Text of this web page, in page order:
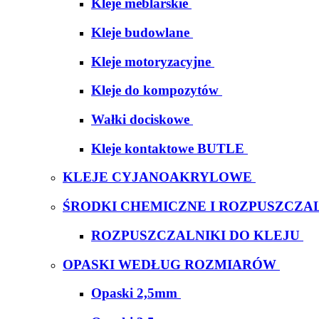
Kleje meblarskie
Kleje budowlane
Kleje motoryzacyjne
Kleje do kompozytów
Wałki dociskowe
Kleje kontaktowe BUTLE
KLEJE CYJANOAKRYLOWE
ŚRODKI CHEMICZNE I
ROZPUSZCZALNIKI DO KLEJU
OPASKI WEDŁUG ROZMIARÓW
Opaski 2,5mm